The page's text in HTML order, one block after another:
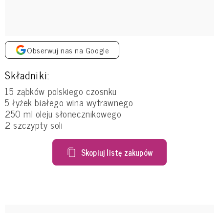
Obserwuj nas na Google
Składniki:
15 ząbków polskiego czosnku
5 łyżek białego wina wytrawnego
250 ml oleju słonecznikowego
2 szczypty soli
Skopiuj listę zakupów